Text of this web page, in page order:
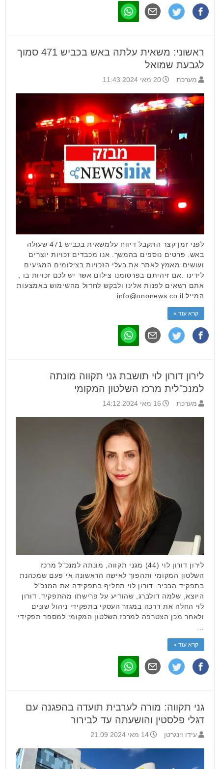
ראשוני: משאית עלתה באש בכביש 471 סמוך
לגבעת שמואל
מערכת 20 מאי 2024 11:43
לפני זמן קצר התקבל דיווח עלמשאית בכביש 471 שעולה
באש. פרטים נוספים בהמשך. אנו מכבדים זכויות יוצרים
ועושים מאמץ לאתר את בעלי הזכויות בצילומים המגיעים
לידינו .אם זיהיתם בפרסומנו צילום אשר יש לכם זכויות בו ,
אתם רשאים לפנות אלינו ולבקש לחדול מהשימוש באמצעות
המייל info@ononews.co.il
קרא עוד »
לירון דורון לוי תושבת גני תקווה מונתה
למנכ"לית מרכז השלטון המקומי
מערכת 16 מאי 2024 14:12
לירון דורון לוי (44) מגני תקווה, מונתה למנכ"ל מרכז
השלטון המקומי ותהפוך לאישה הראשונה אי פעם שמכהנת
בתפקיד הבכיר. דורון לוי תחליף בתפקידה את המנכ"ל
היוצא, שלמה דולברג, שהודיע על פרישתו מהתפקיד. דורון
לוי החלה את דרכה במגזר העסקי בתפקידי ניהול שונים
ולאחר מכן הצטרפה למרכז השלטון המקומי למספר תפקידי
קרא עוד »
גני תקווה: מורה לערבית תועדה בהפגנה עם
דגלי פלסטין והושעתה עד לבירור
עידו וינגרטן 14 מאי 2024 21:09